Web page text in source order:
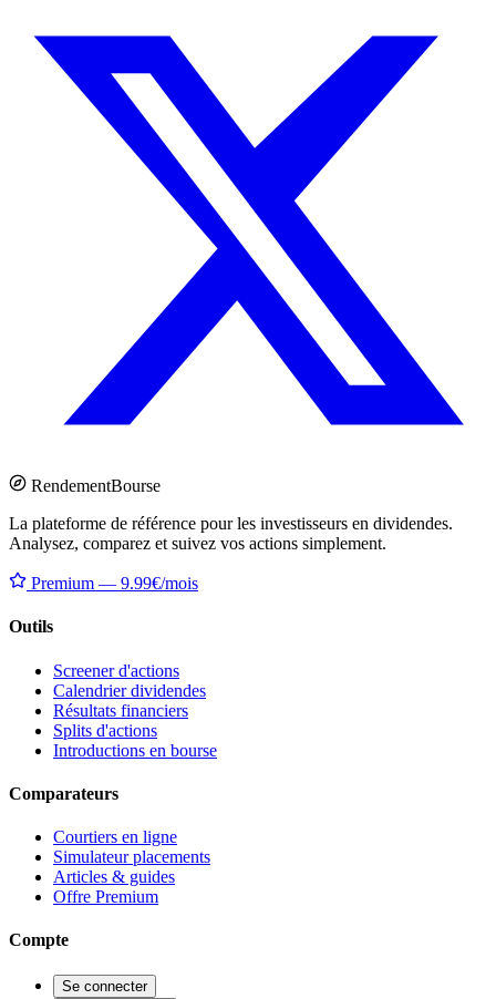
RendementBourse
La plateforme de référence pour les investisseurs en dividendes.
Analysez, comparez et suivez vos actions simplement.
Premium — 9.99€/mois
Outils
Screener d'actions
Calendrier dividendes
Résultats financiers
Splits d'actions
Introductions en bourse
Comparateurs
Courtiers en ligne
Simulateur placements
Articles & guides
Offre Premium
Compte
Se connecter